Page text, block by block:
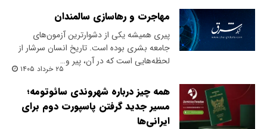
مهاجرت و رهاسازی سالمندان
پیری همیشه یکی از دشوارترین آزمون‌های
جامعه بشری بوده است. تاریخ انسان سرشار از
لحظه‌هایی است که در آن، پیر و…
۲۵ خرداد ۱۴۰۵
همه چیز درباره شهروندی سائوتومه؛
مسیر جدید گرفتن پاسپورت دوم برای
ایرانی‌ها